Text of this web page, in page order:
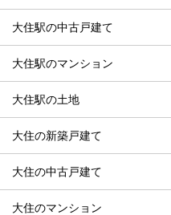
大住駅の中古戸建て
大住駅のマンション
大住駅の土地
大住の新築戸建て
大住の中古戸建て
大住のマンション